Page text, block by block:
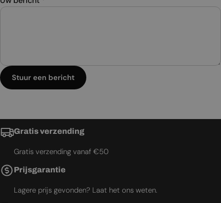
Stuur een bericht
Gratis verzending
Gratis verzending vanaf €50
Prijsgarantie
Lagere prijs gevonden? Laat het ons weten.